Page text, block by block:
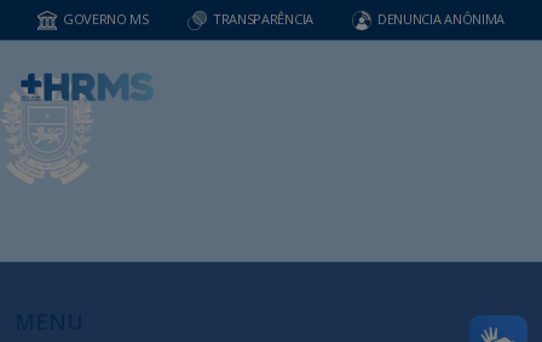
GOVERNO MS TRANSPARÊNCIA DENUNCIA ANÔNIMA